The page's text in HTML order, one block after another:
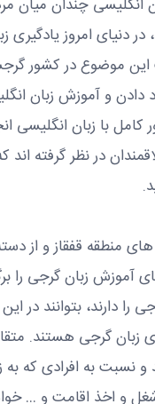
چندان میان
دنیای امروز
موضوع در کشور
دادن و آموزش زبان
کامل با زبان
در نظر گرفته
های منطقه قفقاز و از
آموزش زبان گرجی را
را دارند، بتوانند در
زبان گرجی هستند.
و نسبت به افرادی که
شغل و اخذ اقامت و ‌…